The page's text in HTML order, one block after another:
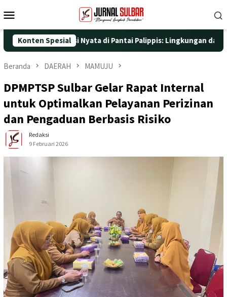
ke
Mobile
Konten Spesial
Aksi Nyata di Pantai Palippis: Lingkungan dan
Beranda DAERAH MAMUJU
DPMPTSP Sulbar Gelar Rapat Internal
untuk Optimalkan Pelayanan Perizinan
dan Pengaduan Berbasis Risiko
Redaksi
9 Februari 2026